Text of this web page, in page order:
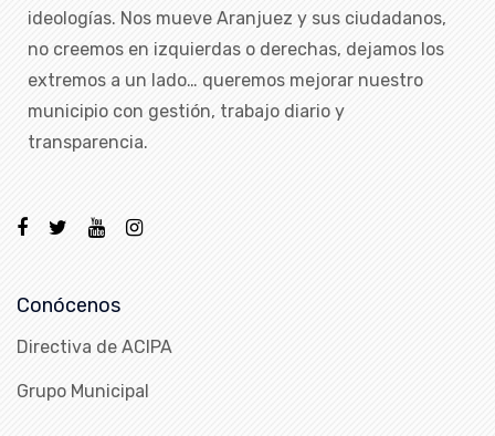
ideologías. Nos mueve Aranjuez y sus ciudadanos,
no creemos en izquierdas o derechas, dejamos los
extremos a un lado… queremos mejorar nuestro
municipio con gestión, trabajo diario y
transparencia.
Conócenos
Directiva de ACIPA
Grupo Municipal